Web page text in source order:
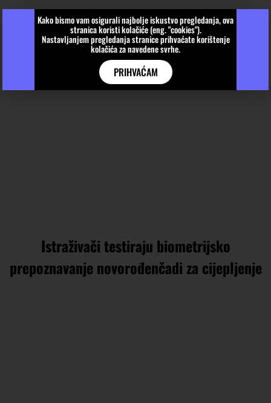
Istraživači testiraju biometrijsko
prepoznavanje novorođenčadi za cijepljenje
Kako bismo vam osigurali najbolje iskustvo pregledanja, ova
stranica koristi kolačiće (eng. "cookies").
Nastavljanjem pregledanja stranice prihvaćate korištenje
kolačića za navedene svrhe.
PRIHVAĆAM